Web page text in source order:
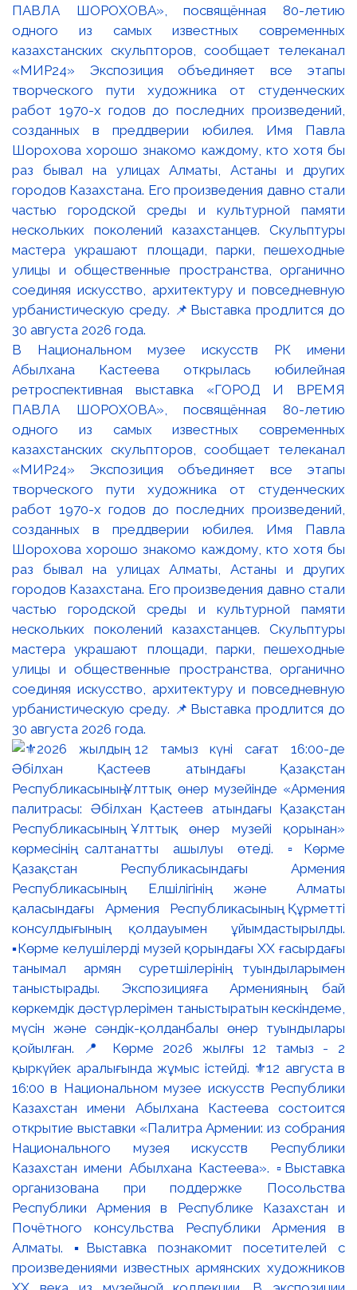
В Национальном музее искусств РК имени
Абылхана Кастеева открылась юбилейная
ретроспективная выставка «ГОРОД И ВРЕМЯ
ПАВЛА ШОРОХОВА», посвящённая 80-летию
одного из самых известных современных
казахстанских скульпторов, сообщает телеканал
«МИР24» Экспозиция объединяет все этапы
творческого пути художника от студенческих
работ 1970-х годов до последних произведений,
созданных в преддверии юбилея. Имя Павла
Шорохова хорошо знакомо каждому, кто хотя бы
раз бывал на улицах Алматы, Астаны и других
городов Казахстана. Его произведения давно стали
частью городской среды и культурной памяти
нескольких поколений казахстанцев. Скульптуры
мастера украшают площади, парки, пешеходные
улицы и общественные пространства, органично
соединяя искусство, архитектуру и повседневную
урбанистическую среду. 📌Выставка продлится до
30 августа 2026 года.